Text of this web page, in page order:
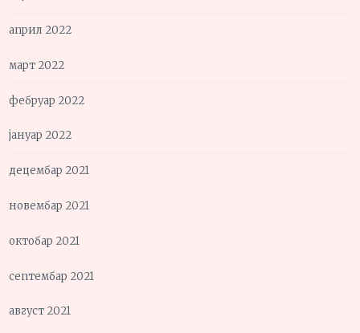
април 2022
март 2022
фебруар 2022
јануар 2022
децембар 2021
новембар 2021
октобар 2021
септембар 2021
август 2021